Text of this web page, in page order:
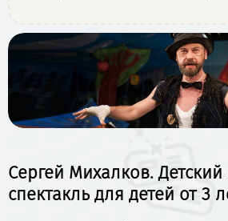
Сергей Михалков.
спектакль для детей от 3